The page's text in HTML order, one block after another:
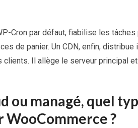
Cron par défaut, fiabilise les
de panier. Un CDN, enfin,
Il allège le serveur principal
ou managé, quel
WooCommerce ?